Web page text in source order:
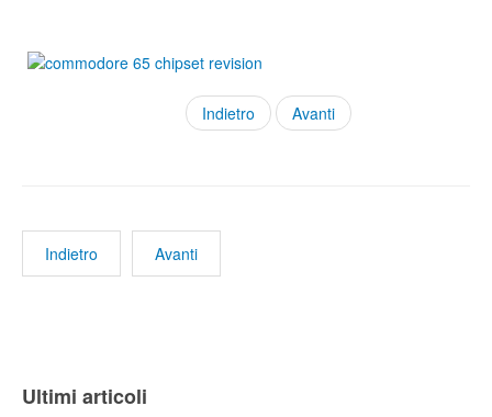
Indietro Avanti
Indietro Avanti
Ultimi articoli